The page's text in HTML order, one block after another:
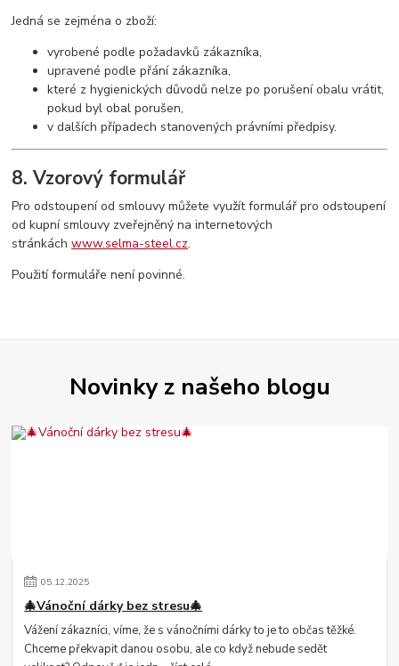
Jedná se zejména o zboží:
vyrobené podle požadavků zákazníka,
upravené podle přání zákazníka,
které z hygienických důvodů nelze po porušení obalu vrátit,
pokud byl obal porušen,
v dalších případech stanovených právními předpisy.
8. Vzorový formulář
Pro odstoupení od smlouvy můžete využít formulář pro odstoupení
od kupní smlouvy zveřejněný na internetových
stránkáchwww.selma-steel.cz.
Použití formuláře není povinné.
Novinky z našeho blogu
05.12.2025
🎄Vánoční dárky bez stresu🎄
Vážení zákazníci, víme, že s vánočními dárky to je to občas těžké.
Chceme překvapit danou osobu, ale co když nebude sedět